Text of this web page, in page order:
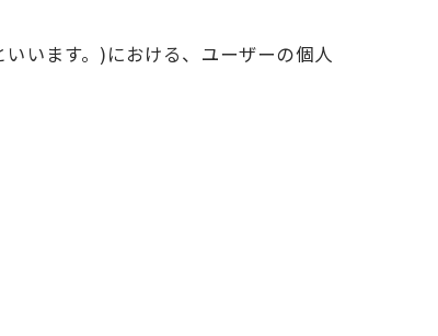
います。)における、ユーザーの個人